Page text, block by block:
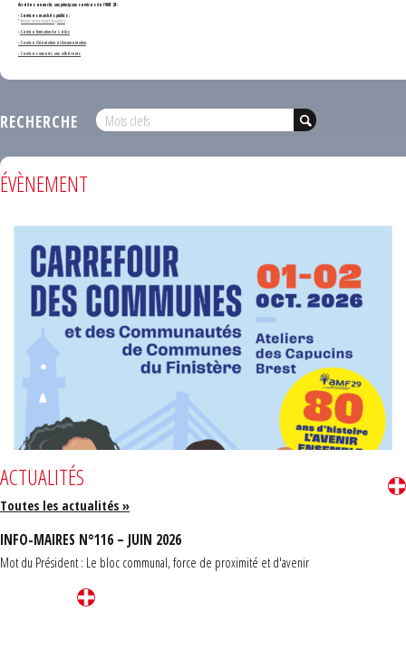
Accédez en un clic aux principaux services de l'AMF 29 :
- Services marchés publics :
*Annonces de marchés publics
-Service formation des élus
- Service Orientation et documentation
- Services ouverts aux adhérents
RECHERCHE
ÉVÈNEMENT
ACTUALITÉS
Toutes les actualités »
INFO-MAIRES N°116 – JUIN 2026
Mot du Président : Le bloc communal, force de proximité et d'avenir